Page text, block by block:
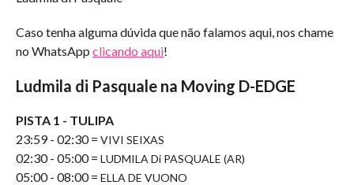
Caso tenha alguma dúvida que não falamos aqui, nos chame
no WhatsApp clicando aqui!
Ludmila di Pasquale na Moving D-EDGE
PISTA 1 - TULIPA
23:59 - 02:30 = VIVI SEIXAS
02:30 - 05:00 = LUDMILA Di PASQUALE (AR)
05:00 - 08:00 = ELLA DE VUONO